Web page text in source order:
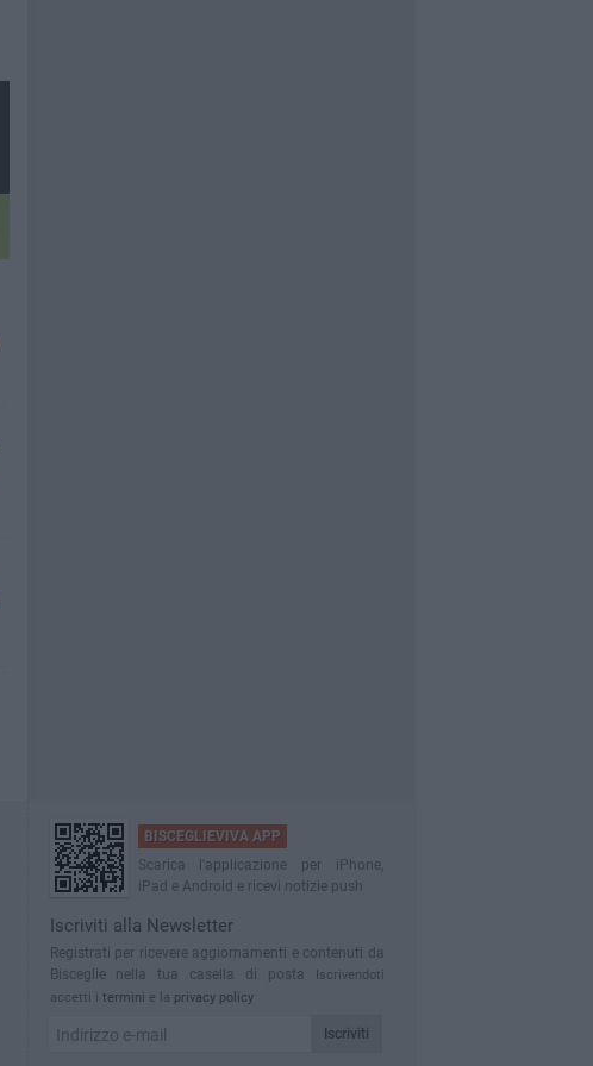
BISCEGLIEVIVA APP
Scarica l'applicazione per iPhone,
iPad e Android e ricevi notizie push
Iscriviti alla Newsletter
Registrati per ricevere aggiornamenti e contenuti da
Bisceglie nella tua casella di posta
Iscrivendoti
accetti i termini e la privacy policy
Iscriviti